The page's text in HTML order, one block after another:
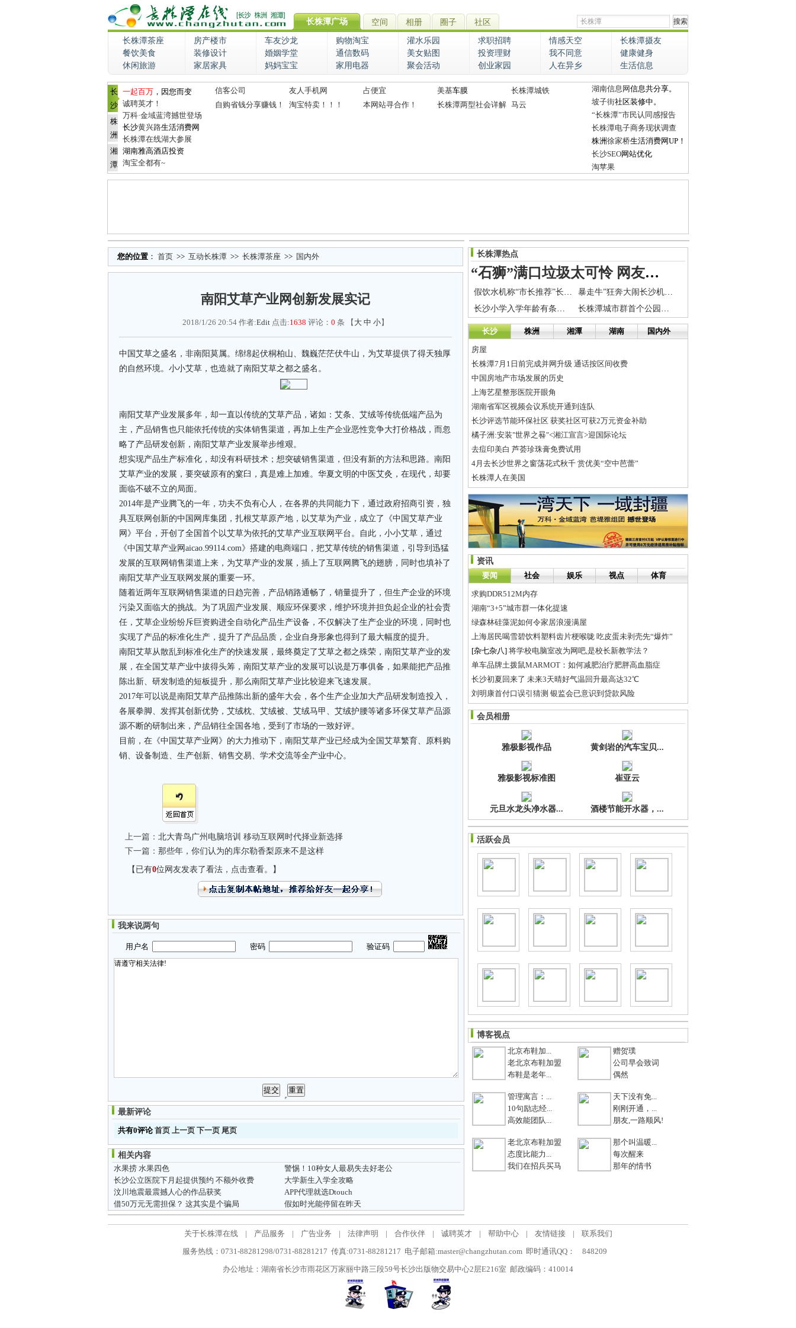
长株潭广场 空间 相册 圈子 社区
长株潭茶座 房产楼市 车友沙龙 购物淘宝 灌水乐园 求职招聘 情感天空
长株潭摄友
餐饮美食
装修设计 婚姻学堂 通信数码 美女贴图 投资理财 我不同意
健康健身
休闲旅游
家居家具 妈妈宝宝 家用电器 聚会活动 创业家园 人在异乡 生活信息
长
沙
株
洲
湘
潭
一起百万 ，因您而变
诚聘英才！
万科·金域蓝湾撼世登场
长沙黄兴路生活消费网
长株潭在线湖大参展
湖南雅高酒店投资
淘宝全都有~
信客公司 友人手机网 占便宜 美基车膜
长株潭城铁
自购省钱分享赚钱！
淘宝特卖！！！ 本网站寻合作！ 长株潭两型社会详解 马云
湖南信息网信息共分享。
坡子街社区装修中。
“长株潭”市民认同感报告
长株潭电子商务现状调查
株洲徐家桥生活消费网UP！
长沙SEO网站优化
淘苹果
您的位置 ： 首页 >> 互动长株潭 >> 长株潭茶座 >> 国内外
南阳艾草产业网创新发展实记
2018/1/26 20:54 作者:Edit 点击:1638 评论： 0 条 【 大 中 小】
中国艾草之盛名，非南阳莫属。绵绵起伏桐柏山、魏巍茫茫伏牛山，为艾草提供了得天独厚
的自然环境。小小艾草，也造就了南阳艾草之都之盛名。
南阳艾草产业发展多年，却一直以传统的艾草产品，诸如：艾条、艾绒等传统低端产品为
主，产品销售也只能依托传统的实体销售渠道，再加上生产企业恶性竞争大打价格战，而忽
略了产品研发创新，南阳艾草产业发展举步维艰。
想实现产品生产标准化，却没有科研技术；想突破销售渠道，但没有新的方法和思路。南阳
艾草产业的发展，要突破原有的窠臼，真是难上加难。华夏文明的中医艾灸，在现代，却要
面临不破不立的局面。
2014年是产业腾飞的一年，功夫不负有心人，在各界的共同能力下，通过政府招商引资，独
具互联网创新的中国网库集团，扎根艾草原产地，以艾草为产业，成立了《中国艾草产业
网》平台，开创了全国首个以艾草为依托的艾草产业互联网平台。自此，小小艾草，通过
《中国艾草产业网aicao.99114.com》搭建的电商端口，把艾草传统的销售渠道，引导到迅猛
发展的互联网销售渠道上来，为艾草产业的发展，插上了互联网腾飞的翅膀，同时也填补了
南阳艾草产业互联网发展的重要一环。
随着近两年互联网销售渠道的日趋完善，产品销路通畅了，销量提升了，但生产企业的环境
污染又面临大的挑战。为了巩固产业发展、顺应环保要求，维护环境并担负起企业的社会责
任，艾草企业纷纷斥巨资购进全自动化产品生产设备，不仅解决了生产企业的环境，同时也
实现了产品的标准化生产，提升了产品品质，企业自身形象也得到了最大幅度的提升。
南阳艾草从散乱到标准化生产的快速发展，最终奠定了艾草之都之殊荣，南阳艾草产业的发
展，在全国艾草产业中拔得头筹，南阳艾草产业的发展可以说是万事俱备，如果能把产品推
陈出新、研发制造的短板提升，那么南阳艾草产业比较迎来飞速发展。
2017年可以说是南阳艾草产品推陈出新的盛年大会，各个生产企业加大产品研发制造投入，
各展拳脚、发挥其创新优势，艾绒枕、艾绒被、艾绒马甲、艾绒护腰等诸多环保艾草产品源
源不断的研制出来，产品销往全国各地，受到了市场的一致好评。
目前，在《中国艾草产业网》的大力推动下，南阳艾草产业已经成为全国艾草繁育、原料购
销、设备制造、生产创新、销售交易、学术交流等全产业中心。
上一篇： 北大青鸟广州电脑培训 移动互联网时代择业新选择
下一篇： 那些年，你们认为的库尔勒香梨原来不是这样
【已有0位网友发表了看法，点击查看。】
我来说两句
用户名 密码 验证码
最新评论
共有0评论首页 上一页 下一页 尾页
相关内容
水果捞 水果四色
警惕！10种女人最易失去好老公
长沙公立医院下月起提供预约 不额外收费
大学新生入学全攻略
汶川地震最震撼人心的作品获奖
APP代理就选Dtouch
借50万元无需担保？ 这其实是个骗局
假如时光能停留在昨天
长株潭热点
“石狮”满口垃圾太可怜 网友呼吁举手之劳成就大文明
假饮水机称“市长推荐”长沙老爹被上门推销忽悠了
暴走牛”狂奔大闹长沙机场高速 顶了民警再撞警车
长沙小学入学年龄有条件放宽 学区调整4月中旬到位
长株潭城市群首个公园式总部经济产业园奠基
长沙 株洲 湘潭 湖南 国内外
房屋
长株潭7月1日前完成并网升级 通话按区间收费
中国房地产市场发展的历史
上海艺星整形医院开眼角
湖南省军区视频会议系统开通到连队
长沙评选节能环保社区 获奖社区可获2万元资金补助
橘子洲:安装"世界之晷"<湘江宣言>迎国际论坛
去痘印美白 芦荟珍珠膏免费试用
4月去长沙世界之窗荡花式秋千 赏优美“空中芭蕾”
长株潭人在美国
资讯
要闻
社会 娱乐 视点 体育
求购DDR512M内存
湖南“3+5”城市群一体化提速
绿森林硅藻泥如何令家居浪漫满屋
上海居民喝雪碧饮料塑料齿片梗喉咙 吃皮蛋未剥壳先“爆炸”
[杂七杂八] 将学校电脑室改为网吧,是校长新教学法？
单车品牌土拨鼠MARMOT：如何减肥治疗肥胖高血脂症
长沙初夏回来了 未来3天晴好气温回升最高达32℃
刘明康首付口误引猜测 银监会已意识到贷款风险
桂林旅游自驾嗨不停，酒店预订不用你愁
打造长株潭生态绿心核心区
会员相册
雅极影视作品 黄剑岩的汽车宝贝...
雅极影视标准图 崔亚云
元旦水龙头净水器... 酒楼节能开水器，...
活跃会员
博客视点
北京布鞋加...
老北京布鞋加盟
布鞋是老年...
赠贺璞
公司早会致词
偶然
管理寓言：...
10句励志经...
高效能团队...
天下没有免...
刚刚开通，...
朋友,一路顺风!
老北京布鞋加盟
态度比能力...
我们在招兵买马
那个叫温暖...
每次醒来
那年的情书
关于长株潭在线 | 产品服务 | 广告业务 | 法律声明 | 合作伙伴 | 诚聘英才 | 帮助中心 | 友情链接 |
联系我们
服务热线：0731-88281298/0731-88281217 传真:0731-88281217 电子邮箱:master@changzhutan.com 即时通讯QQ：
848209
办公地址：湖南省长沙市雨花区万家丽中路三段59号长沙出版物交易中心2层E216室 邮政编码：410014